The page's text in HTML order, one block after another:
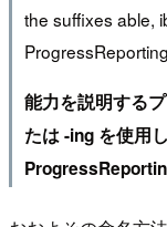
the suffixes able,
能力を説明する
たは -ing を使用